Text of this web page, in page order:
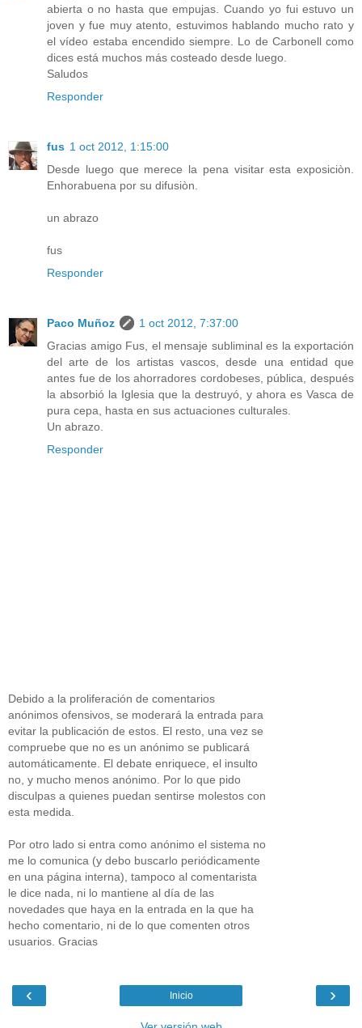
abierta o no hasta que empujas. Cuando yo fui estuvo un
joven y fue muy atento, estuvimos hablando mucho rato y
el vídeo estaba encendido siempre. Lo de Carbonell como
dices está muchos más costeado desde luego.
Saludos
Responder
fus 1 oct 2012, 1:15:00
Desde luego que merece la pena visitar esta exposiciòn.
Enhorabuena por su difusiòn.
un abrazo
fus
Responder
Paco Muñoz
1 oct 2012, 7:37:00
Gracias amigo Fus, el mensaje subliminal es la exportación
del arte de los artistas vascos, desde una entidad que
antes fue de los ahorradores cordobeses, pública, después
la absorbió la Iglesia que la destruyó, y ahora es Vasca de
pura cepa, hasta en sus actuaciones culturales.
Un abrazo.
Responder
Debido a la proliferación de comentarios
anónimos ofensivos, se moderará la entrada para
evitar la publicación de estos. El resto, una vez se
compruebe que no es un anónimo se publicará
automáticamente. El debate enriquece, el insulto
no, y mucho menos anónimo. Por lo que pido
disculpas a quienes puedan sentirse molestos con
esta medida.
Por otro lado si entra como anónimo el sistema no
me lo comunica (y debo buscarlo periódicamente
en una página interna), tampoco al comentarista
le dice nada, ni lo mantiene al día de las
novedades que haya en la entrada en la que ha
hecho comentario, ni de lo que comenten otros
usuarios. Gracias
‹ ›
Inicio